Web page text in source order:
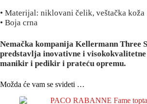
• Materijal: niklovani čelik, veštačka koža
• Boja crna
Nemačka kompanija Kellermann Three
predstavlja inovativne i
manikir i pedikir i prateću opremu.
Možda će vam se svideti …